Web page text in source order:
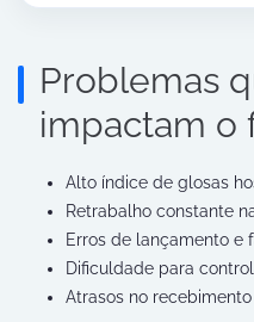
Problemas
impactam o
Alto índice de glosas
Retrabalho constante
Erros de lançamento e
Dificuldade para
Atrasos no